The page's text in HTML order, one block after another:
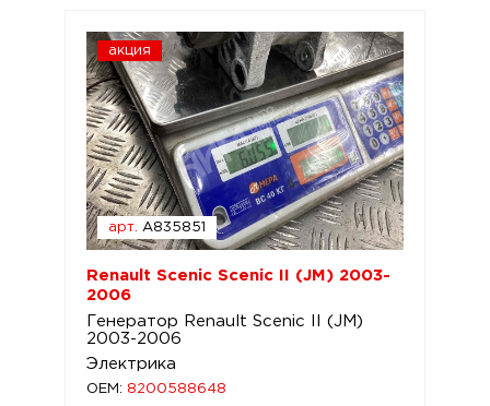
акция
арт. A835851
Renault Scenic Scenic II (JM) 2003-
2006
Генератор Renault Scenic II (JM)
2003-2006
Электрика
OEM: 8200588648